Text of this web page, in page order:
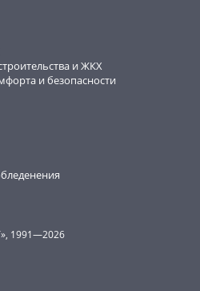
и ЖКХ
и безопасности
1991—2026